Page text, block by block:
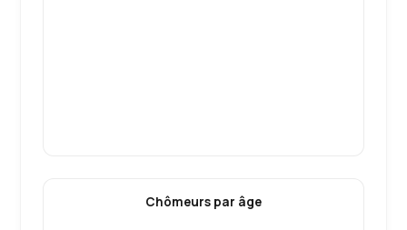
Chômeurs par âge